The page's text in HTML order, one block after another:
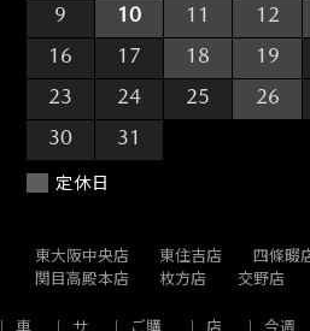
9
10 11 12
16
17 18 19
23
24 25 26
30
31
定休日
東大阪中央店 東住吉店 四條畷
関目高殿本店
枚方店 交野店
車 サ ご購 店 今週